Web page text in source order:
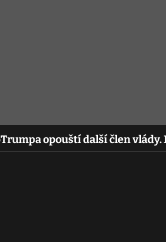
Trumpa opouští další člen